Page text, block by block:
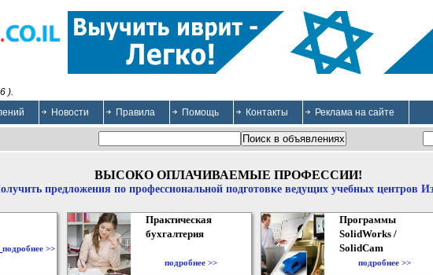
).
Новости Правила Помощь Контакты Реклама на сайте
ВЫСОКО ОПЛАЧИВАЕМЫЕ ПРОФЕССИИ!
предложения по профессиональной подготовке ведущих учебных центров
подробнее >>
Практическая
бухгалтерия
подробнее >>
Программы
SolidWorks /
SolidCam
подробнее >>